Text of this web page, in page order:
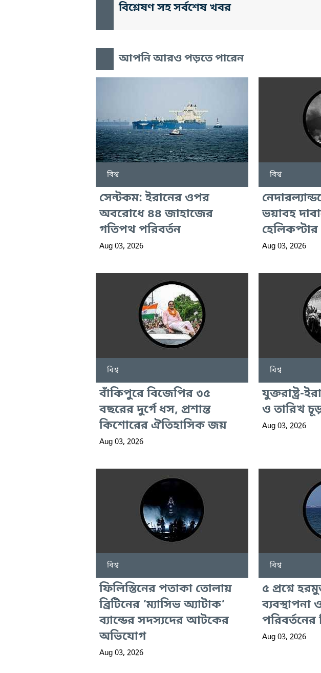
বিশ্লেষণ সহ সর্বশেষ খবর
আপনি আরও পড়তে পারেন
বিশ্ব
সেন্টকম: ইরানের ওপর
অবরোধে ৪৪ জাহাজের
গতিপথ পরিবর্তন
Aug 03, 2026
বিশ্ব
ভয়াবহ
Aug 03, 2026
বিশ্ব
বাঁকিপুরে বিজেপির ৩৫
বছরের দুর্গে ধস, প্রশান্ত
কিশোরের ঐতিহাসিক জয়
Aug 03, 2026
বিশ্ব
যুক্তরাষ্ট্র-
ও তারিখ
Aug 03, 2026
বিশ্ব
ফিলিস্তিনের পতাকা তোলায়
ব্রিটিনের ‘ম্যাসিভ অ্যাটাক’
ব্যান্ডের সদস্যদের আটকের
অভিযোগ
Aug 03, 2026
বিশ্ব
৫ প্রশ্নে
ব্যবস্থাপনা
পরিবর্তনের
Aug 03, 2026